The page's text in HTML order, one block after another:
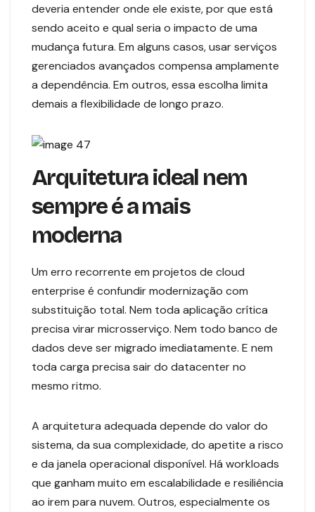
deveria entender onde ele existe, por que está
sendo aceito e qual seria o impacto de uma
mudança futura. Em alguns casos, usar serviços
gerenciados avançados compensa amplamente
a dependência. Em outros, essa escolha limita
demais a flexibilidade de longo prazo.
Arquitetura ideal nem
sempre é a mais
moderna
Um erro recorrente em projetos de cloud
enterprise é confundir modernização com
substituição total. Nem toda aplicação crítica
precisa virar microsserviço. Nem todo banco de
dados deve ser migrado imediatamente. E nem
toda carga precisa sair do datacenter no
mesmo ritmo.
A arquitetura adequada depende do valor do
sistema, da sua complexidade, do apetite a risco
e da janela operacional disponível. Há workloads
que ganham muito em escalabilidade e resiliência
ao irem para nuvem. Outros, especialmente os